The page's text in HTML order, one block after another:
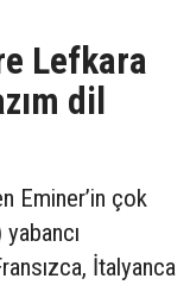
Lefkara
dil
Eminer’in çok
İtalyanca